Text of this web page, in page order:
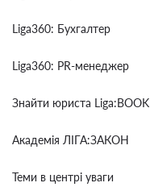
Liga360: Бухгалтер
Liga360: PR-менеджер
Знайти юриста Liga:BOOK
Академія ЛІГА:ЗАКОН
Теми в центрі уваги